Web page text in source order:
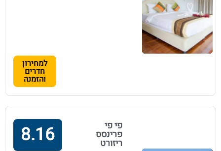
למחירון
חדרים
והזמנה
פי פי
פרינסס
ריזורט 8.16